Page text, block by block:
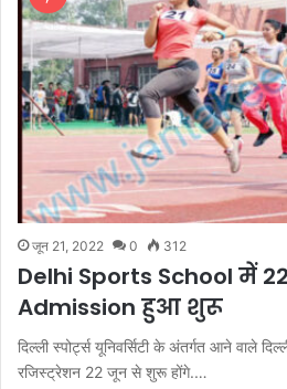
जून 21, 2022 0 312
Delhi Sports School में
Admission हुआ शुरू
दिल्ली स्पोर्ट्स यूनिवर्सिटी के अंतर्गत आने वाले
रजिस्ट्रेशन 22 जून से शुरू होंगे.…